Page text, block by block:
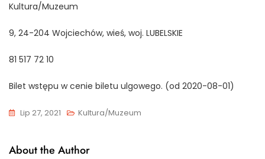
Kultura/Muzeum
9, 24-204 Wojciechów, wieś, woj. LUBELSKIE
81 517 72 10
Bilet wstępu w cenie biletu ulgowego. (od 2020-08-01)
Lip 27, 2021 Kultura/Muzeum
About the Author